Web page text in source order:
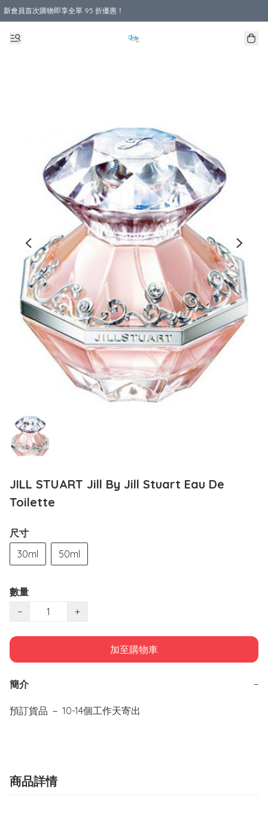
新會員首次購物即享全單 95 折優惠！
購物滿 HKD 800.00即享免運費優惠！（適用於 本地送貨、本地取貨 )
JILL STUART Jill By Jill Stuart Eau De
Toilette
尺寸
30ml
50ml
數量
−
+
加至購物車
簡介 −
商品詳情